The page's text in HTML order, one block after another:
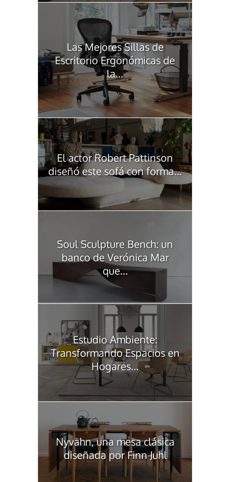
Las Mejores Sillas de
Escritorio Ergonómicas de
la...
El actor Robert Pattinson
diseñó este sofá con forma...
Soul Sculpture Bench: un
banco de Verónica Mar
que...
Estudio Ambiente:
Transformando Espacios en
Hogares...
Nyvahn, una mesa clásica
diseñada por Finn Juhl